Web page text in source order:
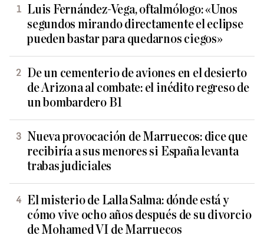
Luis Fernández-Vega, oftalmólogo: «Unos
segundos mirando directamente el eclipse
pueden bastar para quedarnos ciegos»
De un cementerio de aviones en el desierto
de Arizona al combate: el inédito regreso de
un bombardero B1
Nueva provocación de Marruecos: dice que
recibiría a sus menores si España levanta
trabas judiciales
El misterio de Lalla Salma: dónde está y
cómo vive ocho años después de su divorcio
de Mohamed VI de Marruecos